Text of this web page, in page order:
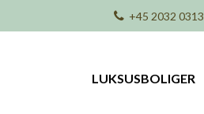
+45 2032 0313
LUKSUSBOLIGER